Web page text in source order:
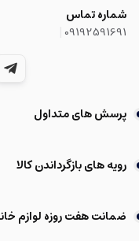
شماره تماس
09192591691
پرسش های متداول
رویه های بازگرداندن کالا
ضمانت هفت روزه لوازم